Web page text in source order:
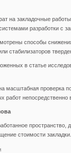
на закладочные
разработки с
способы
стабилизаторов
в статье
масштабная проверка
работ непосредственно
стоимости закладки.